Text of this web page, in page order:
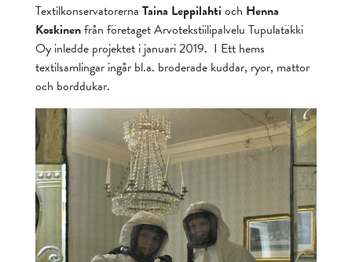
Textilkonservatorerna Taina Leppilahti och Henna
Koskinenfrån företaget Arvotekstiilipalvelu Tupulatäkki
Oy inledde projektet i januari 2019. I Ett hems
textilsamlingar ingår bl.a. broderade kuddar, ryor, mattor
och borddukar.